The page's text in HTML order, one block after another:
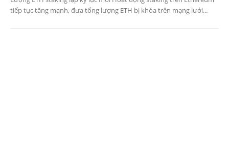
tiếp tục tăng mạnh, đưa tổng lượng ETH bị khóa trên mạng lưới...